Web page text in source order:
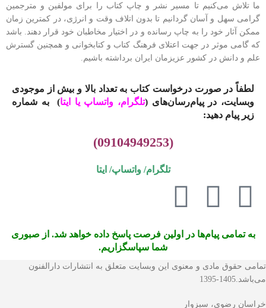
ما تلاش می‌کنیم تا مسیر نشر و چاپ کتاب را برای مولفین و مترجمین
گرامی سهل و آسان گردانیم تا بدون اتلاف وقت و انرژی، در کمترین زمان
ممکن آثار خود را به چاپ رسانده و در اختیار مخاطبان خود قرار دهند. باشد
که گامی موثر در جهت اعتلای فرهنگ کتاب و کتابخوانی و همچنین گسترش
علم و دانش در کشور عزیزمان ایران برداشته باشیم.
لطفاً در صورت درخواست کتاب به تعداد بالا و بیش از موجودی
وبسایت، در پیام‌رسان‌های (تلگرام، واتساپ یا ایتا)
به شماره
زیر پیام دهید:
(09104949253)
تلگرام/ واتساپ/ ایتا
به تمامی پیام‌ها در اولین فرصت پاسخ داده خواهد شد. از صبوری
شما سپاسگزاریم.
تمامی حقوق مادی و معنوی این وبسایت متعلق به انتشارات دارالفنون
می‌باشد.1405-1395
خراسان رضوی، سبزوار